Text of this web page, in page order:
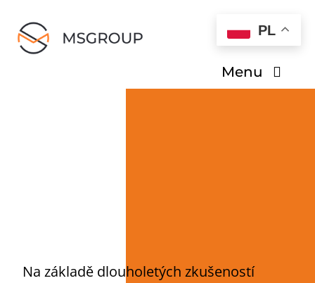
content
Menu
Na základě dlouholetých zkušeností
PL